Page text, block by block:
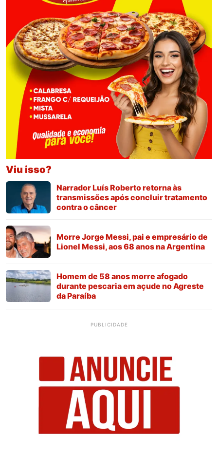
Viu isso?
Narrador Luís Roberto retorna às
transmissões após concluir tratamento
contra o câncer
Morre Jorge Messi, pai e empresário de
Lionel Messi, aos 68 anos na Argentina
Homem de 58 anos morre afogado
durante pescaria em açude no Agreste
da Paraíba
PUBLICIDADE